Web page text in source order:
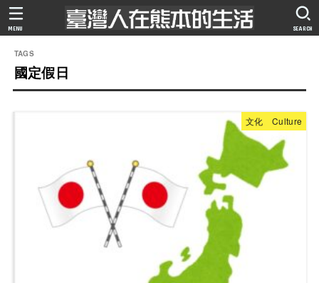
SEARCH
MENU
國定假日
文化 Culture